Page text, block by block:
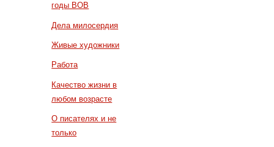
годы ВОВ
Дела милосердия
Живые художники
Работа
Качество жизни в
любом возрасте
О писателях и не
только